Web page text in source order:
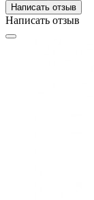
Написать отзыв
Написать отзыв